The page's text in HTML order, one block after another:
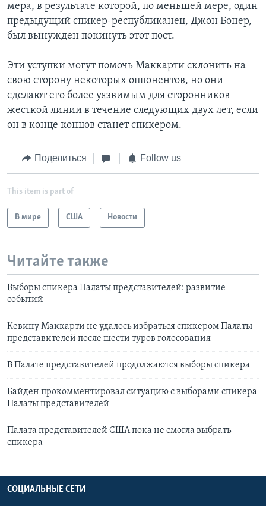
мера, в результате которой, по меньшей мере, один
предыдущий спикер-республиканец, Джон Бонер,
был вынужден покинуть этот пост.
Эти уступки могут помочь Маккарти склонить на
свою сторону некоторых оппонентов, но они
сделают его более уязвимым для сторонников
жесткой линии в течение следующих двух лет, если
он в конце концов станет спикером.
Поделиться Follow us
This item is part of
В мире США Новости
Читайте также
Выборы спикера Палаты представителей: развитие
событий
Кевину Маккарти не удалось избраться спикером Палаты
представителей после шести туров голосования
В Палате представителей продолжаются выборы спикера
Байден прокомментировал ситуацию с выборами спикера
Палаты представителей
Палата представителей США пока не смогла выбрать
спикера
СОЦИАЛЬНЫЕ СЕТИ